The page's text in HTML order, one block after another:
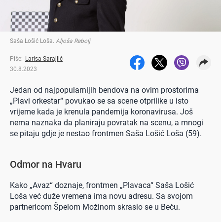
Saša Lošić Loša. Aljoša Rebolj
Piše: Larisa Sarajlić
30.8.2023
Jedan od najpopularnijih bendova na ovim prostorima
„Plavi orkestar“ povukao se sa scene otprilike u isto
vrijeme kada je krenula pandemija koronavirusa. Još
nema naznaka da planiraju povratak na scenu, a mnogi
se pitaju gdje je nestao frontmen Saša Lošić Loša (59).
Odmor na Hvaru
Kako „Avaz“ doznaje, frontmen „Plavaca“ Saša Lošić
Loša već duže vremena ima novu adresu. Sa svojom
partnericom Špelom Možinom skrasio se u Beču.